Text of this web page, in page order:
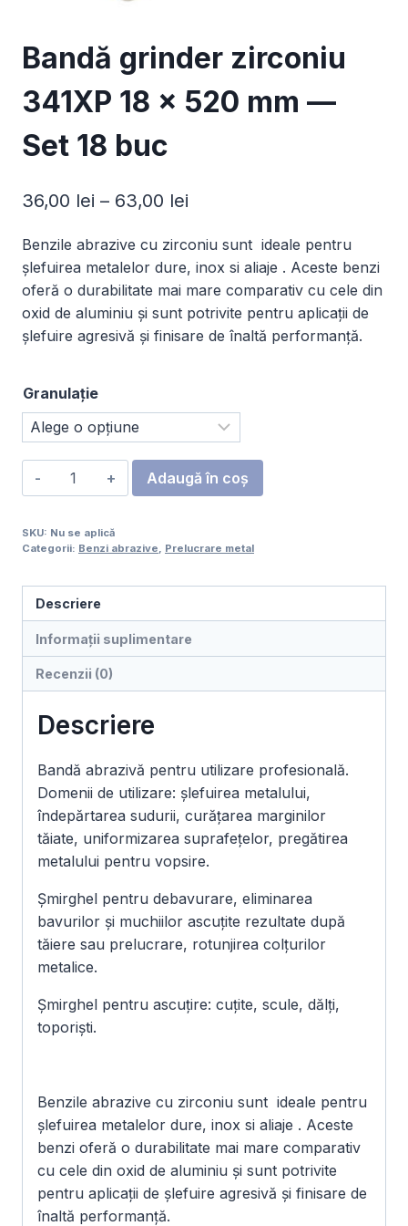
Bandă grinder zirconiu
341XP 18 x 520 mm —
Set 18 buc
36,00 lei – 63,00 lei
prețuri:
36,00 lei
până
la
Benzile abrazive cu zirconiu sunt ideale pentru
șlefuirea metalelor dure, inox si aliaje . Aceste benzi
oferă o durabilitate mai mare comparativ cu cele din
oxid de aluminiu și sunt potrivite pentru aplicații de
șlefuire agresivă și finisare de înaltă performanță.
Granulație
Cantitate
Bandă
zirconiu
18
x
mm
—
18
Adaugă în coș
SKU: Nu se aplică
Categorii: Benzi abrazive, Prelucrare metal
Descriere
Informații suplimentare
Recenzii (0)
Descriere
Bandă abrazivă pentru utilizare profesională.
Domenii de utilizare: șlefuirea metalului,
îndepărtarea sudurii, curățarea marginilor
tăiate, uniformizarea suprafețelor, pregătirea
metalului pentru vopsire.
Șmirghel pentru debavurare, eliminarea
bavurilor și muchiilor ascuțite rezultate după
tăiere sau prelucrare, rotunjirea colțurilor
metalice.
Șmirghel pentru ascuțire: cuțite, scule, dălți,
toporiști.
Benzile abrazive cu zirconiu sunt ideale pentru
șlefuirea metalelor dure, inox si aliaje . Aceste
benzi oferă o durabilitate mai mare comparativ
cu cele din oxid de aluminiu și sunt potrivite
pentru aplicații de șlefuire agresivă și finisare de
înaltă performanță.